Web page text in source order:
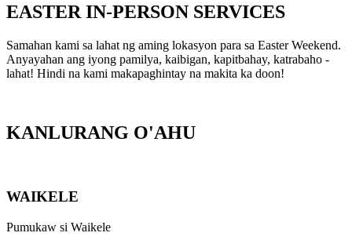
EASTER IN-PERSON SERVICES
Samahan kami sa lahat ng aming lokasyon para sa Easter Weekend.
Anyayahan ang iyong pamilya, kaibigan, kapitbahay, katrabaho -
lahat! Hindi na kami makapaghintay na makita ka doon!
KANLURANG O'AHU
WAIKELE
Pumukaw si Waikele